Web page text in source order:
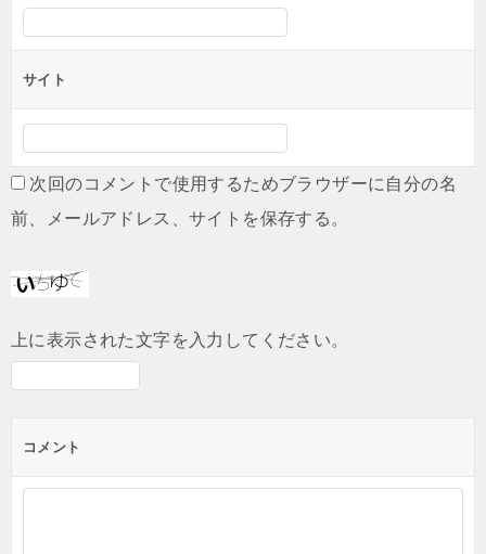
サイト
次回のコメントで使用するためブラウザーに自分の名
前、メールアドレス、サイトを保存する。
上に表示された文字を入力してください。
コメント